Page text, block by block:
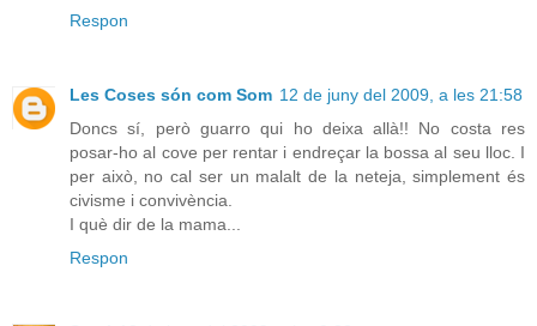
Respon
Les Coses són com Som 12 de juny del 2009, a les 21:58
Doncs sí, però guarro qui ho deixa allà!! No costa res
posar-ho al cove per rentar i endreçar la bossa al seu lloc. I
per això, no cal ser un malalt de la neteja, simplement és
civisme i convivència.
I què dir de la mama...
Respon